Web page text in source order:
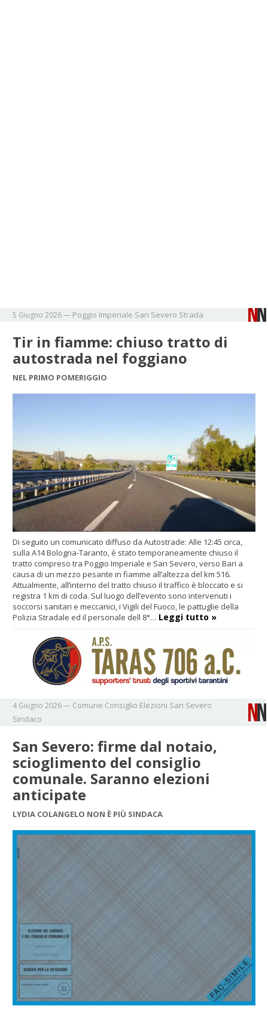
5 Giugno 2026— Poggio Imperiale San Severo Strada
Tir in fiamme: chiuso tratto di
autostrada nel foggiano
NEL PRIMO POMERIGGIO
Di seguito un comunicato diffuso da Autostrade: Alle 12:45 circa,
sulla A14 Bologna-Taranto, è stato temporaneamente chiuso il
tratto compreso tra Poggio Imperiale e San Severo, verso Bari a
causa di un mezzo pesante in fiamme all’altezza del km 516.
Attualmente, all’interno del tratto chiuso il traffico è bloccato e si
registra 1 km di coda. Sul luogo dell’evento sono intervenuti i
soccorsi sanitari e meccanici, i Vigili del Fuoco, le pattuglie della
Polizia Stradale ed il personale dell 8°… Leggi tutto »
4 Giugno 2026— Comune Consiglio Elezioni San Severo
Sindaco
San Severo: firme dal notaio,
scioglimento del consiglio
comunale. Saranno elezioni
anticipate
LYDIA COLANGELO NON È PIÙ SINDACA